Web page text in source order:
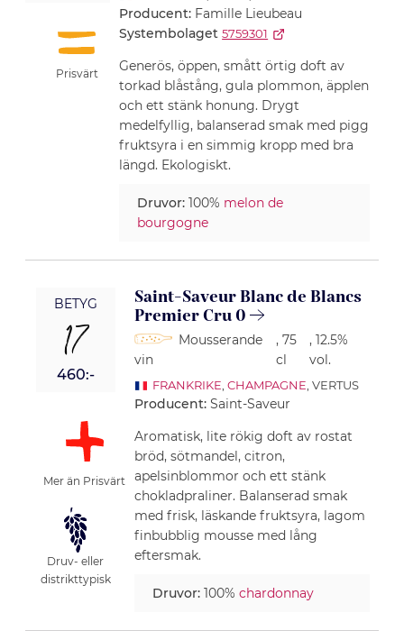
Prisvärt
Producent: Famille Lieubeau
Systembolaget 5759301
Generös, öppen, smått örtig doft av
torkad blåstång, gula plommon, äpplen
och ett stänk honung. Drygt
medelfyllig, balanserad smak med pigg
fruktsyra i en simmig kropp med bra
längd. Ekologiskt.
Druvor:100% melon de
bourgogne
BETYG
17
460:-
Mer än Prisvärt
Druv- eller
distrikttypisk
Saint-Saveur Blanc de Blancs
Premier Cru 0
Mousserande
vin
, 75
cl
, 12.5%
vol.
FRANKRIKE CHAMPAGNE , VERTUS
Producent:Saint-Saveur
Aromatisk, lite rökig doft av rostat
bröd, sötmandel, citron,
apelsinblommor och ett stänk
chokladpraliner. Balanserad smak
med frisk, läskande fruktsyra, lagom
finbubblig mousse med lång
eftersmak.
Druvor:100%chardonnay